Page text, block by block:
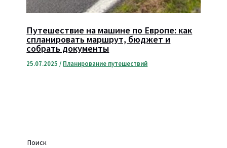
Путешествие на машине по Европе: как
спланировать маршрут, бюджет и
собрать документы
25.07.2025 / Планирование путешествий
Поиск